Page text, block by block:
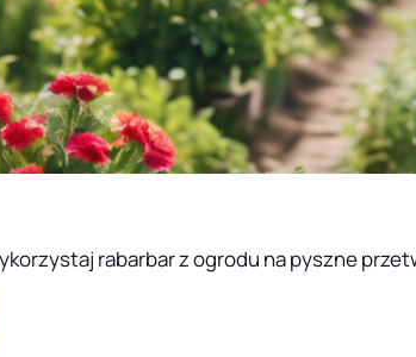
rabarbar z ogrodu na pyszne